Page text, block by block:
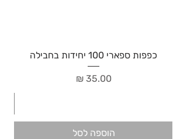
כפפות ספארי 100 יחידות בחבילה
מחיר‏35.00 ‏₪
הוספה לסל